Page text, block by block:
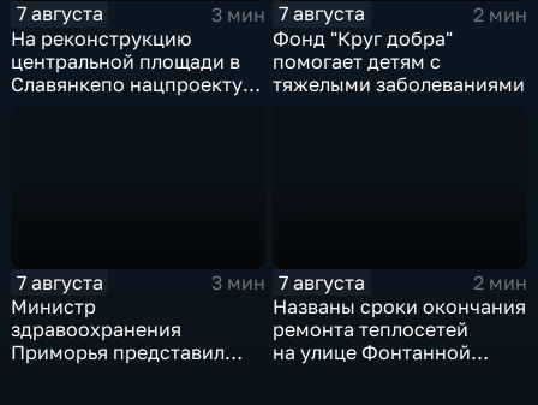
7 августа
3 мин
На реконструкцию
центральной площади в
Славянкепо нацпроекту
7 августа
2 мин
Фонд "Круг добра"
помогает детям с
тяжелыми заболеваниями
7 августа
3 мин
Министр
здравоохранения
Приморья представил
7 августа
2 мин
Названы сроки окончания
ремонта теплосетей
на улице Фонтанной